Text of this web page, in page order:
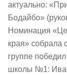
актуально:
Бодайбо»
Номинация
края» собрала
группе
школы №1: